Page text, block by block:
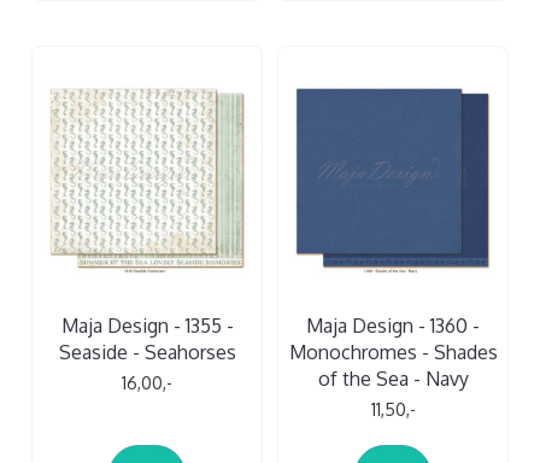
Maja Design - 1355 -
Seaside - Seahorses
16,00,-
Maja Design - 1360 -
Monochromes - Shades
of the Sea - Navy
11,50,-